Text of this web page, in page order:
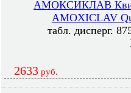
АМОКСИКЛАВ
AMOXICLAV
табл. дисперг.
2633 руб.